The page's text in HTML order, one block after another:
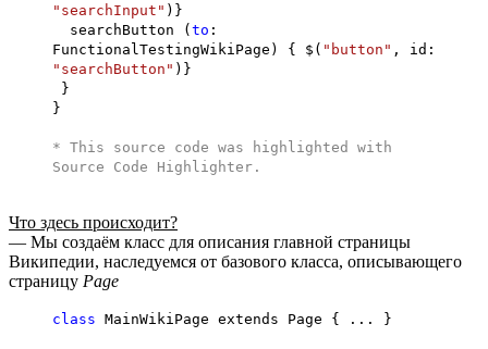
"searchInput" )}
searchButton ( to :
FunctionalTestingWikiPage) { $( "button" , id:
"searchButton" )}
}
}
* This source code was highlighted with
Source Code Highlighter .
Что здесь происходит?
— Мы создаём класс для описания главной страницы
Википедии, наследуемся от базового класса, описывающего
страницу Page
class MainWikiPage extends Page { ... }